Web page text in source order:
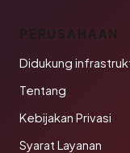
PERUSAHAAN
Didukung
Tentang
Kebijakan Privasi
Syarat Layanan